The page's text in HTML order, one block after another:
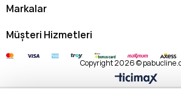
Markalar
Müşteri Hizmetleri
Copyright 2026 ©